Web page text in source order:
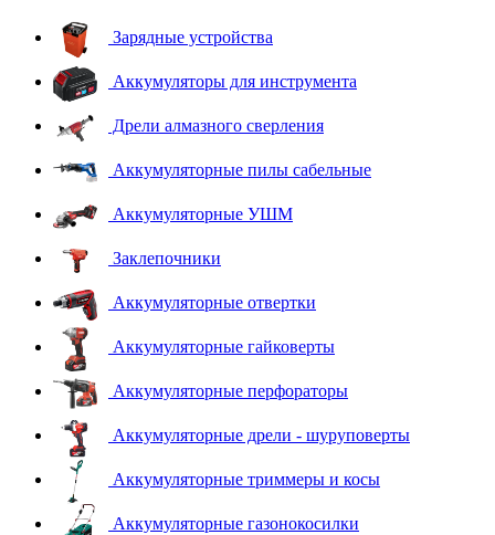
Зарядные устройства
Аккумуляторы для инструмента
Дрели алмазного сверления
Аккумуляторные пилы сабельные
Аккумуляторные УШМ
Заклепочники
Аккумуляторные отвертки
Аккумуляторные гайковерты
Аккумуляторные перфораторы
Аккумуляторные дрели - шуруповерты
Аккумуляторные триммеры и косы
Аккумуляторные газонокосилки